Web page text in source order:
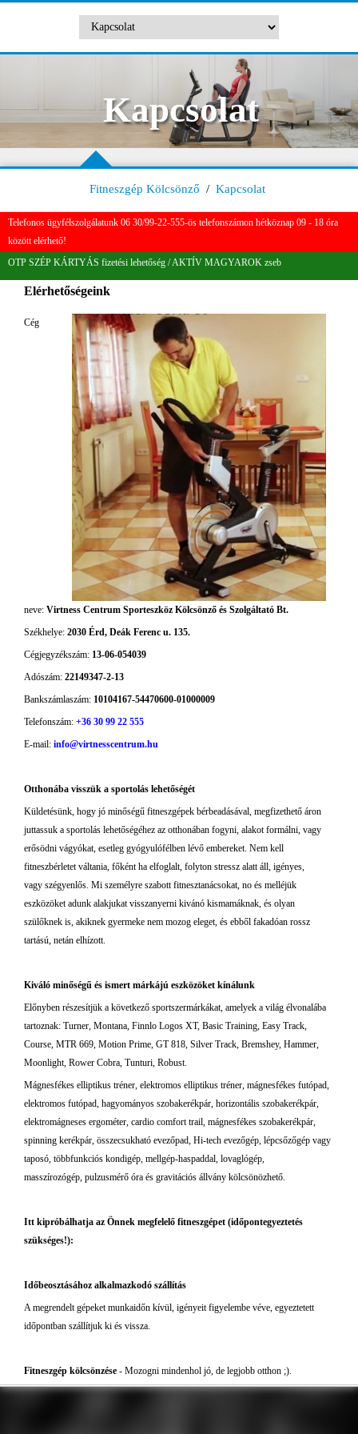
Kapcsolat
Fitneszgép Kölcsönző / Kapcsolat
Telefonos ügyfélszolgálatunk 06 30/99-22-555-ös telefonszámon hétköznap 09 - 18 óra
között elérhető!
OTP SZÉP KÁRTYÁS fizetési lehetőség / AKTÍV MAGYAROK zseb
Elérhetőségeink
Cég
neve: Virtness Centrum Sporteszköz Kölcsönző és Szolgáltató Bt.
Székhelye: 2030 Érd, Deák Ferenc u. 135.
Cégjegyzékszám: 13-06-054039
Adószám: 22149347-2-13
Bankszámlaszám: 10104167-54470600-01000009
Telefonszám: +36 30 99 22 555
E-mail: info@virtnesscentrum.hu
Otthonába visszük a sportolás lehetőségét
Küldetésünk, hogy jó minőségű fitneszgépek bérbeadásával, megfizethető áron
juttassuk a sportolás lehetőségéhez az otthonában fogyni, alakot formálni, vagy
erősödni vágyókat, esetleg gyógyulófélben lévő embereket. Nem kell
fitneszbérletet váltania, főként ha elfoglalt, folyton stressz alatt áll, igényes,
vagy szégyenlős. Mi személyre szabott fitnesztanácsokat, no és melléjük
eszközöket adunk alakjukat visszanyerni kivánó kismamáknak, és olyan
szülőknek is, akiknek gyermeke nem mozog eleget, és ebből fakadóan rossz
tartású, netán elhízott.
Kiváló minőségű és ismert márkájú eszközöket kínálunk
Előnyben részesítjük a következő sportszermárkákat, amelyek a világ élvonalába
tartoznak: Turner, Montana, Finnlo Logos XT, Basic Training, Easy Track,
Course, MTR 669, Motion Prime, GT 818, Silver Track, Bremshey, Hammer,
Moonlight, Rower Cobra, Tunturi, Robust.
Mágnesfékes elliptikus tréner, elektromos elliptikus tréner, mágnesfékes futópad,
elektromos futópad, hagyományos szobakerékpár, horizontális szobakerékpár,
elektromágneses ergométer, cardio comfort trail, mágnesfékes szobakerékpár,
spinning kerékpár, összecsukható evezőpad, Hi-tech evezőgép, lépcsőzőgép vagy
taposó, többfunkciós kondigép, mellgép-haspaddal, lovaglógép,
masszírozógép, pulzusmérő óra és gravitációs állvány kölcsönözhető.
Itt kipróbálhatja az Önnek megfelelő fitneszgépet (időpontegyeztetés
szükséges!):
Időbeosztásához alkalmazkodó szállítás
A megrendelt gépeket munkaidőn kívül, igényeit figyelembe véve, egyeztetett
időpontban szállítjuk ki és vissza.
Fitneszgép kölcsönzése - Mozogni mindenhol jó, de legjobb otthon ;).